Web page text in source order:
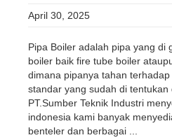
April 30, 2025
Pipa Boiler adalah pipa yang di
boiler baik fire tube boiler
dimana pipanya tahan
standar yang sudah di tentukan
PT.Sumber Teknik Industri
indonesia kami banyak
benteler dan berbagai ...